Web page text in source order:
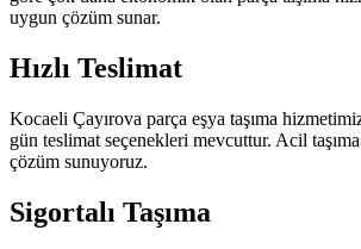
uygun çözüm sunar.
Hızlı Teslimat
Kocaeli Çayırova parça eşya taşıma
gün teslimat seçenekleri mevcuttur. Acil taşıma
çözüm sunuyoruz.
Sigortalı Taşıma